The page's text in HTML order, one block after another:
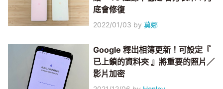
底會修復
2022/01/03 by莫娜
Google 釋出相簿更新！可設定『
已上鎖的資料夾 』將重要的照片／
影片加密